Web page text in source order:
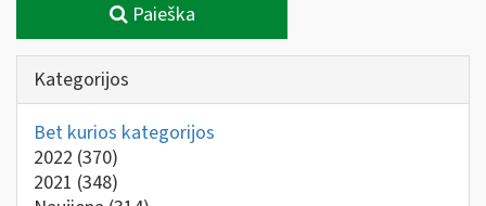
Paieška
Kategorijos
Bet kurios kategorijos
2022 (370)
2021 (348)